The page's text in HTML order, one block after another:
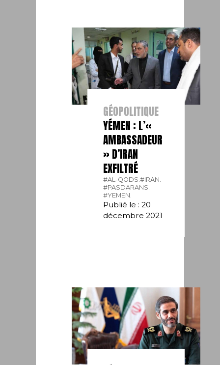
GÉOPOLITIQUE
YÉMEN : L’«
AMBASSADEUR
» D’IRAN
EXFILTRÉ
#AL-QODS.#IRAN.
#PASDARANS.
#YEMEN.
Publié le : 20
décembre 2021